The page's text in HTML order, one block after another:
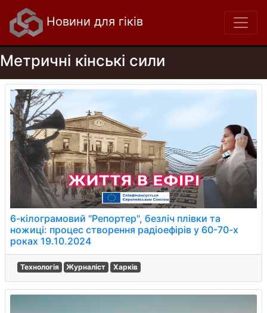
Новини для гіків
Метричні кінські сили
6-кілограмовий "Репортер", безліч плівки та
ножиці: процес створення радіоефірів у 60-70-х
роках 19.10.2024
Технологія Журналіст Харків